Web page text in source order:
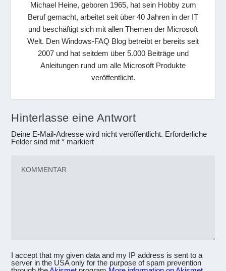
Michael Heine, geboren 1965, hat sein Hobby zum
Beruf gemacht, arbeitet seit über 40 Jahren in der IT
und beschäftigt sich mit allen Themen der Microsoft
Welt. Den Windows-FAQ Blog betreibt er bereits seit
2007 und hat seitdem über 5.000 Beiträge und
Anleitungen rund um alle Microsoft Produkte
veröffentlicht.
Hinterlasse eine Antwort
Deine E-Mail-Adresse wird nicht veröffentlicht. Erforderliche
Felder sind mit* markiert
I accept that my given data and my IP address is sent to a
server in the USA only for the purpose of spam prevention